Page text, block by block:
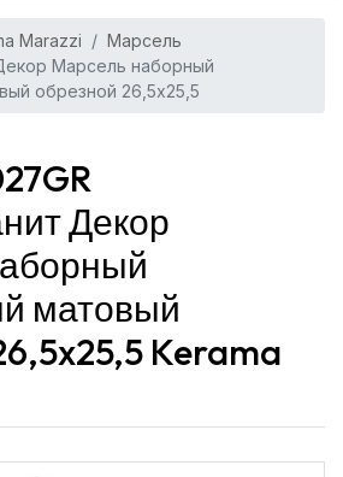
Marazzi
Марсель
Марсель наборный
обрезной 26,5x25,5
Декор
матовый
Kerama